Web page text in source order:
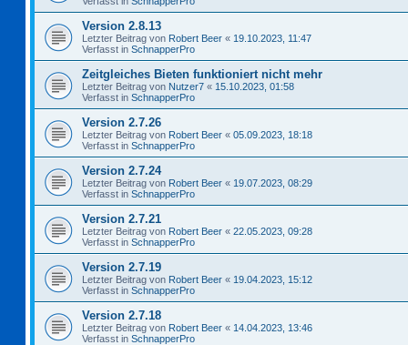
Version 2.8.13
Letzter Beitrag von Robert Beer « 19.10.2023, 11:47
Verfasst in SchnapperPro
Zeitgleiches Bieten funktioniert nicht mehr
Letzter Beitrag von Nutzer7 « 15.10.2023, 01:58
Verfasst in SchnapperPro
Version 2.7.26
Letzter Beitrag von Robert Beer « 05.09.2023, 18:18
Verfasst in SchnapperPro
Version 2.7.24
Letzter Beitrag von Robert Beer « 19.07.2023, 08:29
Verfasst in SchnapperPro
Version 2.7.21
Letzter Beitrag von Robert Beer « 22.05.2023, 09:28
Verfasst in SchnapperPro
Version 2.7.19
Letzter Beitrag von Robert Beer « 19.04.2023, 15:12
Verfasst in SchnapperPro
Version 2.7.18
Letzter Beitrag von Robert Beer « 14.04.2023, 13:46
Verfasst in SchnapperPro